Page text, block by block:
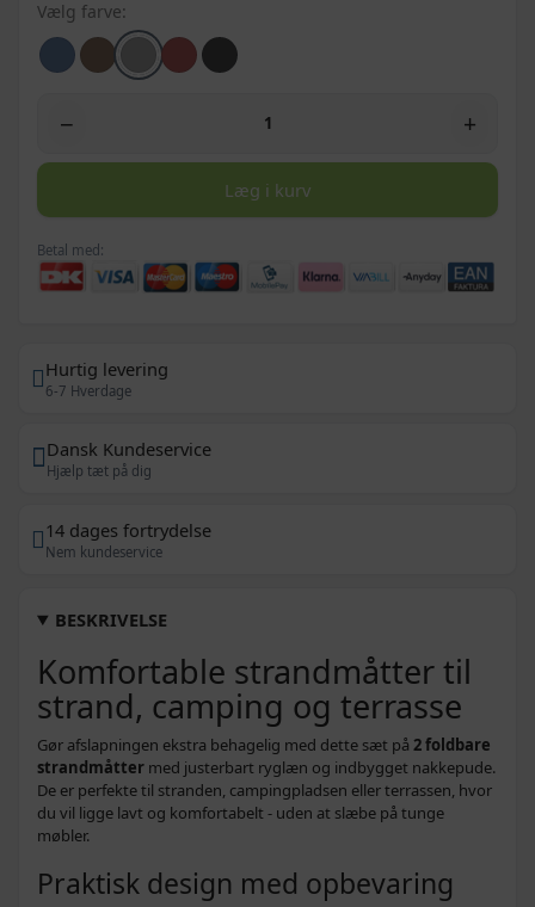
Vælg farve:
− +
Læg i kurv
Betal med:
Hurtig levering
6-7 Hverdage
Dansk Kundeservice
Hjælp tæt på dig
14 dages fortrydelse
Nem kundeservice
BESKRIVELSE
Komfortable strandmåtter til
strand, camping og terrasse
Gør afslapningen ekstra behagelig med dette sæt på 2 foldbare
strandmåtter med justerbart ryglæn og indbygget nakkepude.
De er perfekte til stranden, campingpladsen eller terrassen, hvor
du vil ligge lavt og komfortabelt - uden at slæbe på tunge
møbler.
Praktisk design med opbevaring